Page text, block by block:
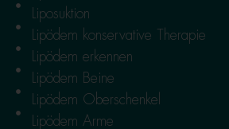
Liposuktion
Lipödem konservative Therapie
Lipödem erkennen
Lipödem Beine
Lipödem Oberschenkel
Lipödem Arme